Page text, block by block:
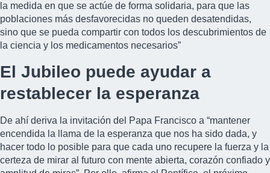
la medida en que se actúe de forma solidaria, para que las
poblaciones más desfavorecidas no queden desatendidas,
sino que se pueda compartir con todos los descubrimientos de
la ciencia y los medicamentos necesarios”
El Jubileo puede ayudar a
restablecer la esperanza
De ahí deriva la invitación del Papa Francisco a “mantener
encendida la llama de la esperanza que nos ha sido dada, y
hacer todo lo posible para que cada uno recupere la fuerza y la
certeza de mirar al futuro con mente abierta, corazón confiado y